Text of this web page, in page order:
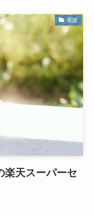
通販
楽天スーパーセ